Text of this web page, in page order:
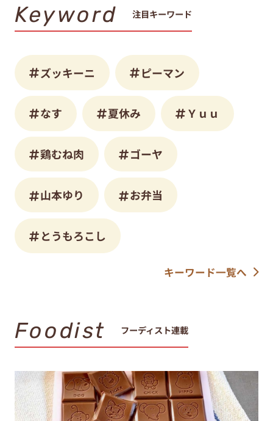
Keyword 注目キーワード
ズッキーニ ピーマン
なす 夏休み Ｙｕｕ
鶏むね肉 ゴーヤ
山本ゆり お弁当
とうもろこし
キーワード一覧へ
Foodist フーディスト連載